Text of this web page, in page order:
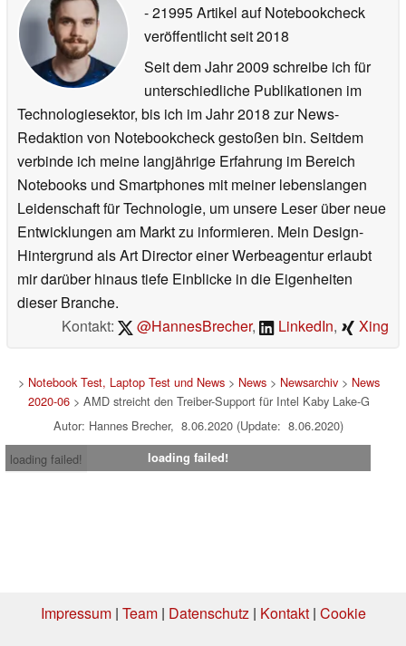
- 21995 Artikel auf Notebookcheck
veröffentlichtseit 2018
Seit dem Jahr 2009 schreibe ich für
unterschiedliche Publikationen im
Technologiesektor, bis ich im Jahr 2018 zur News-
Redaktion von Notebookcheck gestoßen bin. Seitdem
verbinde ich meine langjährige Erfahrung im Bereich
Notebooks und Smartphones mit meiner lebenslangen
Leidenschaft für Technologie, um unsere Leser über neue
Entwicklungen am Markt zu informieren. Mein Design-
Hintergrund als Art Director einer Werbeagentur erlaubt
mir darüber hinaus tiefe Einblicke in die Eigenheiten
dieser Branche.
Kontakt:
@HannesBrecher, LinkedIn, Xing
> Notebook Test, Laptop Test und News> News> Newsarchiv> News
2020-06> AMD streicht den Treiber-Support für Intel Kaby Lake-G
Autor: Hannes Brecher, 8.06.2020 (Update: 8.06.2020)
loading failed!
loading failed!
Impressum| Team| Datenschutz| Kontakt| Cookie